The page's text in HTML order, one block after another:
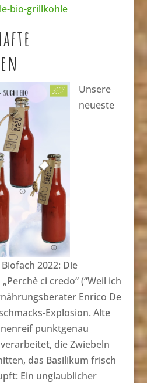
bio-grillkohle
Unsere
neueste
2022: Die
ci credo“ (“Weil ich
Enrico De
Explosion. Alte
punktgenau
die Zwiebeln
das Basilikum frisch
Ein unglaublicher